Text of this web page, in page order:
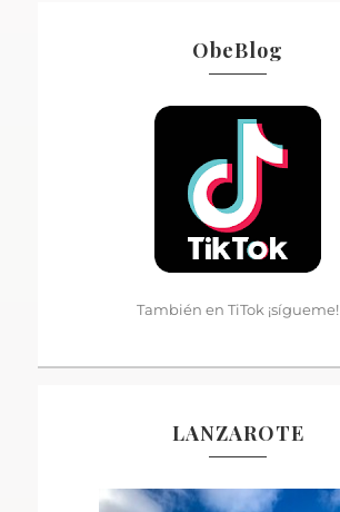
ObeBlog
También en TiTok ¡sígueme!
LANZAROTE